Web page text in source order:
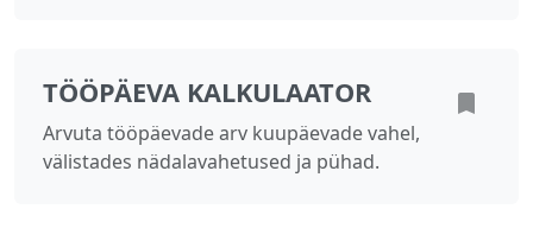
TÖÖPÄEVA KALKULAATOR
Arvuta tööpäevade arv kuupäevade vahel,
välistades nädalavahetused ja pühad.